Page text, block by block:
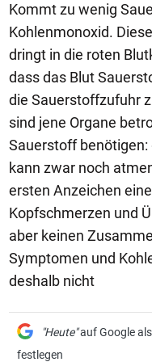
Kommt zu wenig
Kohlenmonoxid.
dringt in die roten
dass das Blut
die Sauerstoffzufuhr
sind jene Organe
Sauerstoff benötigen:
kann zwar noch
ersten Anzeichen
Kopfschmerzen und
aber keinen
Symptomen und
deshalb nicht
"Heute"auf Google als
festlegen